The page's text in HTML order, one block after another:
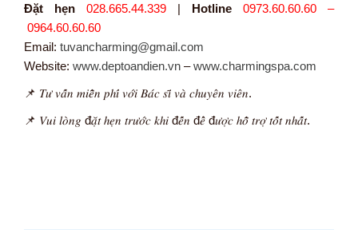
Đặt hẹn
028.665.44.339 | Hotline
0973.60.60.60 –
0964.60.60.60
Email: tuvancharming@gmail.com
Website: www.deptoandien.vn –www.charmingspa.com
📌 𝑇𝑢̛ 𝑣𝑎̂́𝑛 𝑚𝑖𝑒̂̃𝑛 𝑝ℎ𝑖́ 𝑣𝑜̛́𝑖 𝐵𝑎́𝑐 𝑠𝑖̃ 𝑣𝑎̀ 𝑐ℎ𝑢𝑦𝑒̂𝑛 𝑣𝑖𝑒̂𝑛.
📌 𝑉𝑢𝑖 𝑙𝑜̀𝑛𝑔 đ𝑎̣̆𝑡 ℎ𝑒̣𝑛 𝑡𝑟𝑢̛𝑜̛́𝑐 𝑘ℎ𝑖 đ𝑒̂́𝑛 đ𝑒̂̉ đ𝑢̛𝑜̛̣𝑐 ℎ𝑜̂̃ 𝑡𝑟𝑜̛̣ 𝑡𝑜̂́𝑡 𝑛ℎ𝑎̂́𝑡.